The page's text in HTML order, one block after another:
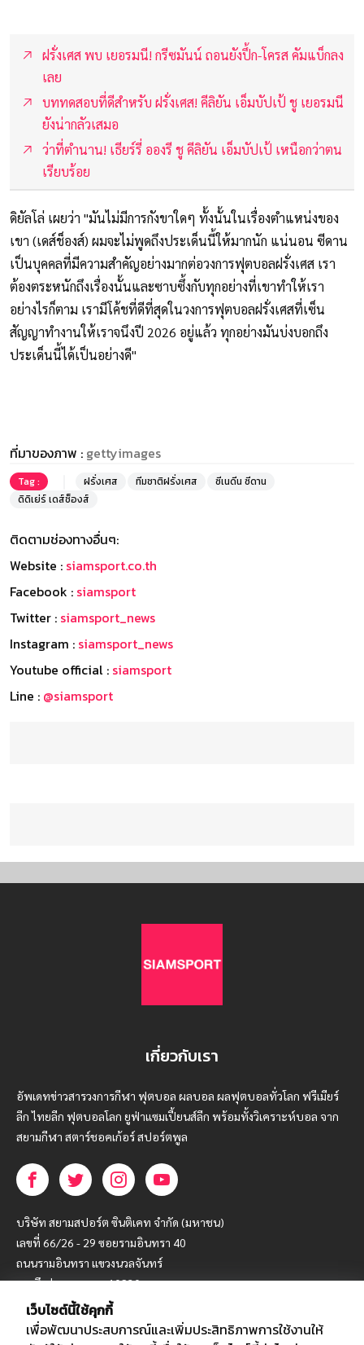
ฝรั่งเศส พบ เยอรมนี! กรีซมันน์ ถอนยังปึ้ก-โครส คัมแบ็กลง
เลย
บททดสอบที่ดีสำหรับ ฝรั่งเศส! คีลิยัน เอ็มบัปเป้ ชู เยอรมนี
ยังน่ากลัวเสมอ
ว่าที่ตำนาน! เธียร์รี่ อองรี ชู คีลิยัน เอ็มบัปเป้ เหนือกว่าตน
เรียบร้อย
ดิยัลโล่ เผยว่า "มันไม่มีการกังขาใดๆ ทั้งนั้นในเรื่องตำแหน่งของ
เขา (เดส์ช็องส์) ผมจะไม่พูดถึงประเด็นนี้ให้มากนัก แน่นอน ซีดาน
เป็นบุคคลที่มีความสำคัญอย่างมากต่อวงการฟุตบอลฝรั่งเศส เรา
ต้องตระหนักถึงเรื่องนั้นและซาบซึ้งกับทุกอย่างที่เขาทำให้เรา
อย่างไรก็ตาม เรามีโค้ชที่ดีที่สุดในวงการฟุตบอลฝรั่งเศสที่เซ็น
สัญญาทำงานให้เราจนึงปี 2026 อยู่แล้ว ทุกอย่างมันบ่งบอกถึง
ประเด็นนี้ได้เป็นอย่างดี"
ที่มาของภาพ : gettyimages
Tag : ฝรั่งเศส ทีมชาติฝรั่งเศส
ซีเนดีน ซีดาน
ดิดิเย่ร์ เดส์ช็องส์
ติดตามช่องทางอื่นๆ:
Website : siamsport.co.th
Facebook : siamsport
Twitter : siamsport_news
Instagram : siamsport_news
Youtube official : siamsport
Line : @siamsport
เกี่ยวกับเรา
อัพเดทข่าวสารวงการกีฬา ฟุตบอล ผลบอล ผลฟุตบอลทั่วโลก ฟรีเมียร์
ลีก ไทยลีก ฟุตบอลโลก ยูฟ่าแซมเปี้ยนส์ลีก พร้อมทั้งวิเคราะห์บอล จาก
สยามกีฬา สตาร์ชอคเก้อร์ สปอร์ตพูล
บริษัท สยามสปอร์ต ซินติเคท จำกัด (มหาชน)
เลขที่ 66/26 - 29 ซอยรามอินทรา 40
ถนนรามอินทรา แขวงนวลจันทร์
เขตบึงกุ่ม กรุงเทพฯ 10230
โทร : 02-5088-000
อีเมล์ : webmaster@siamsport.co.th
เว็บไซต์นี้ใช้คุกกี้
เพื่อพัฒนาประสบการณ์และเพิ่มประสิทธิภาพการใช้งานให้